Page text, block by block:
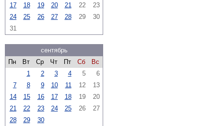
17
18 19 20 21 22
23
24
25 26 27 28 29
30
31
сентябрь
Пн
Вт Ср Чт Пт Сб
Вс
1
2 3 4 5
6
7
8 9 10 11 12
13
14
15 16 17 18 19
20
21
22 23 24 25 26
27
28
29 30